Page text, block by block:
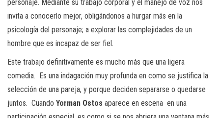
personaje. Mediante su trabajo corporal y el manejo de voz nos
invita a conocerlo mejor, obligándonos a hurgar más en la
psicología del personaje; a explorar las complejidades de un
hombre que es incapaz de ser fiel.
Este trabajo definitivamente es mucho más que una ligera
comedia. Es una indagación muy profunda en como se justifica la
selección de una pareja, y porque deciden separarse o quedarse
juntos. Cuando Yorman Ostos aparece en escena en una